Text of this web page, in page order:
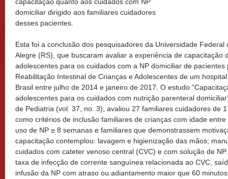
domiciliar dirigido aos familiares cuidadores
desses pacientes.
Esta foi a conclusão dos pesquisadores da Universidade
Alegre (RS), que buscaram avaliar a experiência de capacitação
adolescentes para os cuidados com a NP domiciliar de
Reabilitação Intestinal de Crianças e Adolescentes de um
Brasil entre julho de 2014 e janeiro de 2017. O estudo
adolescentes para os cuidados com nutrição parenteral
de Pediatria (vol. 37, no. 3), avaliou 27 familiares cuidadores de
como critérios de inclusão familiares de crianças com idade
uso de NP ≥ 8 semanas e familiares que demonstrassem
capacitação contemplou: lavagem e higienização das mãos;
cuidados com cateter venoso central (CVC) e com solução de
taxa de infecção de corrente sanguínea relacionada ao CVC,
infusão da NP com atraso ou adiantamento maior que 60